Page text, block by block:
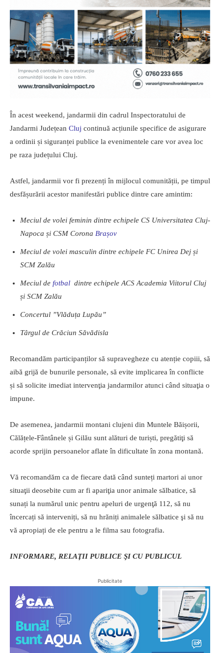
În acest weekend, jandarmii din cadrul Inspectoratului de
Jandarmi Județean Cluj continuă acțiunile specifice de asigurare
a ordinii și siguranței publice la evenimentele care vor avea loc
pe raza județului Cluj.
Astfel, jandarmii vor fi prezenți în mijlocul comunității, pe timpul
desfășurării acestor manifestări publice dintre care amintim:
Meciul de volei feminin dintre echipele CS Universitatea Cluj-
Napoca și CSM Corona Brașov
Meciul de volei masculin dintre echipele FC Unirea Dej și
SCM Zalău
Meciul de fotbal dintre echipele ACS Academia Viitorul Cluj
și SCM Zalău
Concertul ”Vlăduța Lupău”
Târgul de Crăciun Săvădisla
Recomandăm participanților să supravegheze cu atenție copiii, să
aibă grijă de bunurile personale, să evite implicarea în conflicte
și să solicite imediat intervenţia jandarmilor atunci când situaţia o
impune.
De asemenea, jandarmii montani clujeni din Muntele Băișorii,
Călățele-Fântânele și Gilău sunt alături de turiști, pregătiţi să
acorde sprijin persoanelor aflate în dificultate în zona montană.
Vă recomandăm ca de fiecare dată când sunteți martori ai unor
situaţii deosebite cum ar fi apariţia unor animale sălbatice, să
sunați la numărul unic pentru apeluri de urgenţă 112, să nu
încercați să interveniți, să nu hrăniți animalele sălbatice şi să nu
vă apropiați de ele pentru a le filma sau fotografia.
INFORMARE, RELAŢII PUBLICE ŞI CU PUBLICUL
Publicitate